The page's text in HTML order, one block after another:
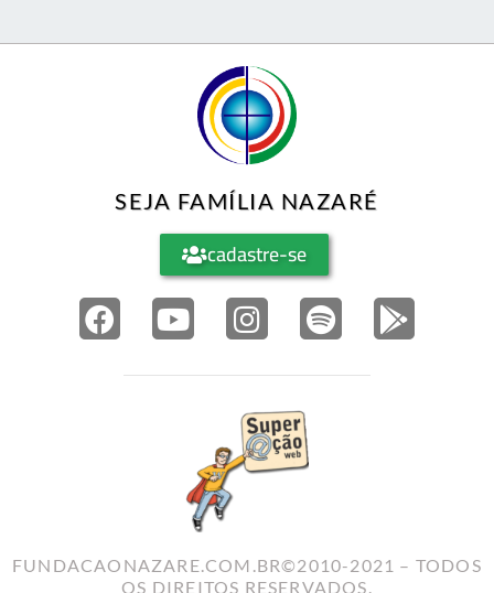
SEJA FAMÍLIA NAZARÉ
cadastre-se
FUNDACAONAZARE.COM.BR©2010-2021 – TODOS
OS DIREITOS RESERVADOS.